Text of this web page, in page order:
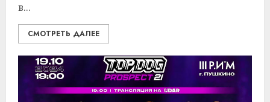
в...
СМОТРЕТЬ ДАЛЕЕ